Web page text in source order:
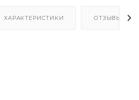
ХАРАКТЕРИСТИКИ ОТЗЫВЫ